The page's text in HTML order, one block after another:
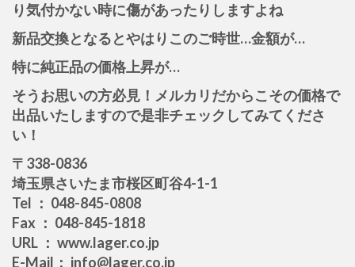
り気付かない時に傷があったりしますよね
新品交換となるとやはりこのご時世…金額が…
特に純正品の価格上昇が…
そうお思いの方必見！メルカリだからこその価格で
出品いたしますので是非チェックしてみてくださ
い！
〒338-0836
埼玉県さいたま市桜区町谷4-1-1
Tel ： 048-845-0808
Fax ： 048-845-1818
URL ： www.lager.co.jp
E-Mail： info@lager.co.jp